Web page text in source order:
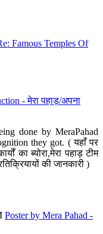
Famous Temples Of
- मेरा पहाड़/अपना
done by MeraPahad
they got. ( यहाँ पर
का ब्योरा,मेरा पहाड़ टीम
की जानकारी )
Poster by Mera Pahad -